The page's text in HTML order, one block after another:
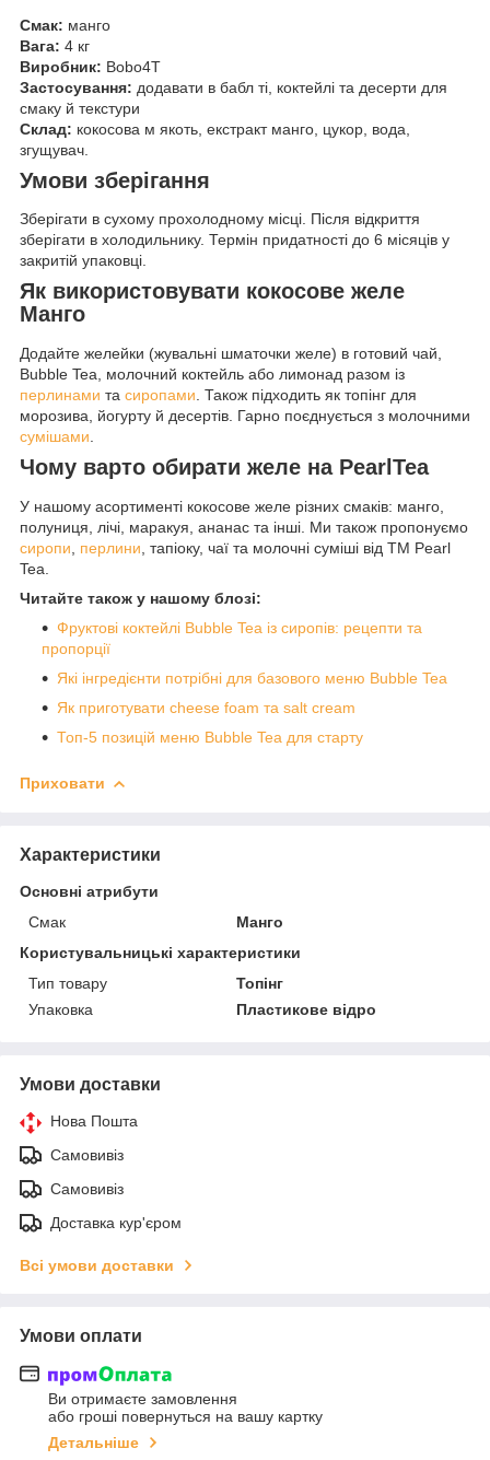
Смак: манго
Вага: 4 кг
Виробник: Bobo4T
Застосування: додавати в бабл ті, коктейлі та десерти для
смаку й текстури
Склад: кокосова м якоть, екстракт манго, цукор, вода,
згущувач.
Умови зберігання
Зберігати в сухому прохолодному місці. Після відкриття
зберігати в холодильнику. Термін придатності до 6 місяців у
закритій упаковці.
Як використовувати кокосове желе
Манго
Додайте желейки (жувальні шматочки желе) в готовий чай,
Bubble Tea, молочний коктейль або лимонад разом із
перлинами та сиропами . Також підходить як топінг для
морозива, йогурту й десертів. Гарно поєднується з молочними
сумішами
Чому варто обирати желе на PearlTea
У нашому асортименті кокосове желе різних смаків: манго,
полуниця, лічі, маракуя, ананас та інші. Ми також пропонуємо
сиропи
перлини , тапіоку, чаї та молочні суміші від ТМ Pearl
Tea.
Читайте також у нашому блозі:
Фруктові коктейлі Bubble Tea із сиропів: рецепти та
пропорції
Які інгредієнти потрібні для базового меню Bubble Tea
Як приготувати cheese foam та salt cream
Топ-5 позицій меню Bubble Tea для старту
Приховати
Характеристики
Основні атрибути
Смак
Манго
Користувальницькі характеристики
Тип товару
Топінг
Упаковка
Пластикове відро
Умови доставки
Нова Пошта
Самовивіз
Самовивіз
Доставка кур'єром
Всі умови доставки
Умови оплати
Ви отримаєте замовлення
або гроші повернуться на вашу картку
Детальніше